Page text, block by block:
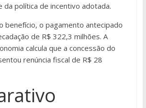
da política de incentivo adotada.
benefício, o pagamento antecipado
de R$ 322,3 milhões. A
calcula que a concessão do
renúncia fiscal de R$ 28